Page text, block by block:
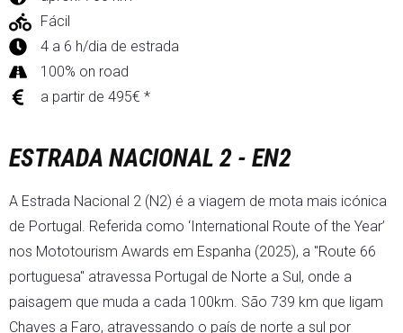
Fácil
4 a 6 h/dia de estrada
100% on road
a partir de 495€ *
ESTRADA NACIONAL 2 - EN2
A Estrada Nacional 2 (N2) é a viagem de mota mais icónica
de Portugal. Referida como ‘International Route of the Year’
nos Mototourism Awards em Espanha (2025), a "Route 66
portuguesa" atravessa Portugal de Norte a Sul, onde a
paisagem que muda a cada 100km. São 739 km que ligam
Chaves a Faro, atravessando o país de norte a sul por